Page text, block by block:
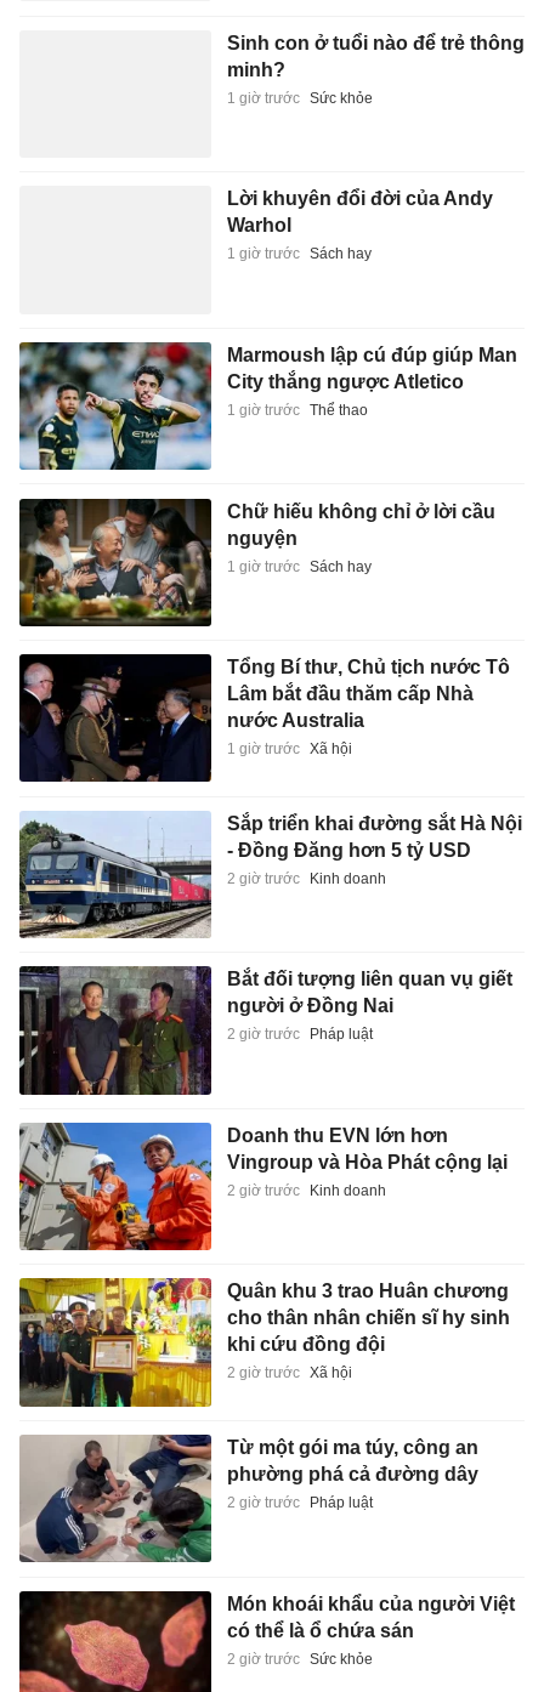
Sinh con ở tuổi nào để trẻ thông
minh?
1 giờ trước Sức khỏe
Lời khuyên đổi đời của Andy
Warhol
1 giờ trước Sách hay
Marmoush lập cú đúp giúp Man
City thắng ngược Atletico
1 giờ trước Thể thao
Chữ hiếu không chỉ ở lời cầu
nguyện
1 giờ trước Sách hay
Tổng Bí thư, Chủ tịch nước Tô
Lâm bắt đầu thăm cấp Nhà
nước Australia
1 giờ trước Xã hội
Sắp triển khai đường sắt Hà Nội
- Đồng Đăng hơn 5 tỷ USD
2 giờ trước Kinh doanh
Bắt đối tượng liên quan vụ giết
người ở Đồng Nai
2 giờ trước Pháp luật
Doanh thu EVN lớn hơn
Vingroup và Hòa Phát cộng lại
2 giờ trước Kinh doanh
Quân khu 3 trao Huân chương
cho thân nhân chiến sĩ hy sinh
khi cứu đồng đội
2 giờ trước Xã hội
Từ một gói ma túy, công an
phường phá cả đường dây
2 giờ trước Pháp luật
Món khoái khẩu của người Việt
có thể là ổ chứa sán
2 giờ trước Sức khỏe